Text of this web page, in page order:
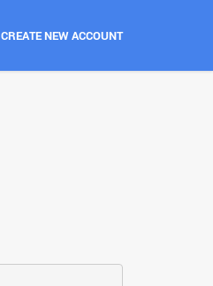
CREATE NEW ACCOUNT